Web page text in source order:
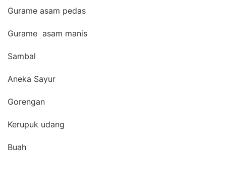
Gurame asam pedas
Gurame asam manis
Sambal
Aneka Sayur
Gorengan
Kerupuk udang
Buah